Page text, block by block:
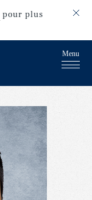
pour plus